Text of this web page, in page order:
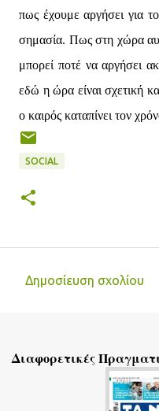
πως έχουμε αργήσει για
σημασία. Πως στη χώρα
μπορεί ποτέ να αργήσει
εδώ η ώρα είναι σχετική
ο καιρός καταπίνει τον
SOCIAL
λ
Δημοσίευση σχολίου
Διαφορετικές